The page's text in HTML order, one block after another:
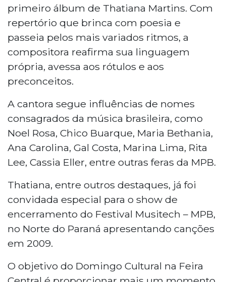
primeiro álbum de Thatiana Martins. Com
repertório que brinca com poesia e
passeia pelos mais variados ritmos, a
compositora reafirma sua linguagem
própria, avessa aos rótulos e aos
preconceitos.
A cantora segue influências de nomes
consagrados da música brasileira, como
Noel Rosa, Chico Buarque, Maria Bethania,
Ana Carolina, Gal Costa, Marina Lima, Rita
Lee, Cassia Eller, entre outras feras da MPB.
Thatiana, entre outros destaques, já foi
convidada especial para o show de
encerramento do Festival Musitech – MPB,
no Norte do Paraná apresentando canções
em 2009.
O objetivo do Domingo Cultural na Feira